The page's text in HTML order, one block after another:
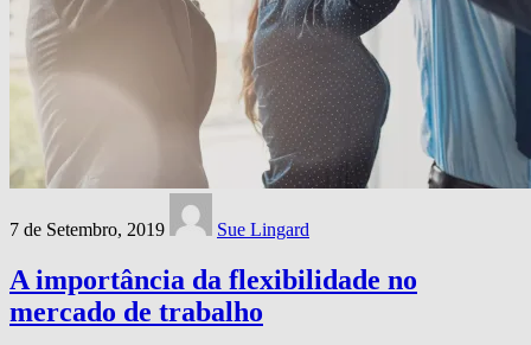
7 de Setembro, 2019 Sue Lingard
A importância da flexibilidade no
mercado de trabalho